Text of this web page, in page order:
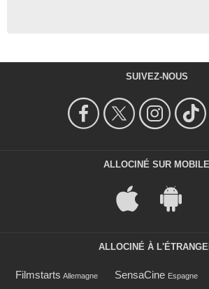
SUIVEZ-NOUS
ALLOCINÉ SUR MOBILE
ALLOCINÉ À
Filmstarts Allemagne SensaCine Espagne